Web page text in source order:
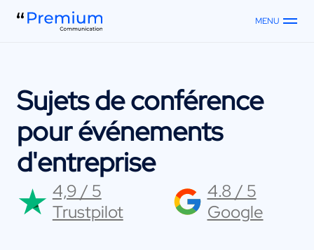
MENU
Sujets de conférence
pour événements
d'entreprise
4,9 / 5
Trustpilot
4.8 / 5
Google